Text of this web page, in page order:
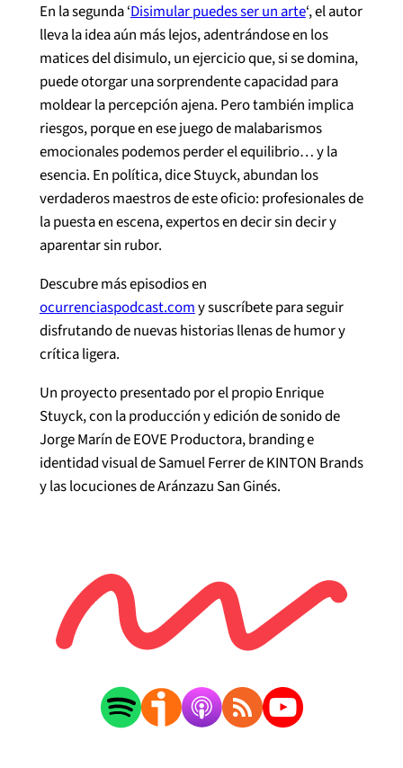
En la segunda ‘Disimular puedes ser un arte‘, el autor
lleva la idea aún más lejos, adentrándose en los
matices del disimulo, un ejercicio que, si se domina,
puede otorgar una sorprendente capacidad para
moldear la percepción ajena. Pero también implica
riesgos, porque en ese juego de malabarismos
emocionales podemos perder el equilibrio… y la
esencia. En política, dice Stuyck, abundan los
verdaderos maestros de este oficio: profesionales de
la puesta en escena, expertos en decir sin decir y
aparentar sin rubor.
Descubre más episodios en
⁠⁠ocurrenciaspodcast.com⁠⁠y suscríbete para seguir
disfrutando de nuevas historias llenas de humor y
crítica ligera.
Un proyecto presentado por el propio Enrique
Stuyck, con la producción y edición de sonido de
Jorge Marín de EOVE Productora, branding e
identidad visual de Samuel Ferrer de KINTON Brands
y las locuciones de Aránzazu San Ginés.